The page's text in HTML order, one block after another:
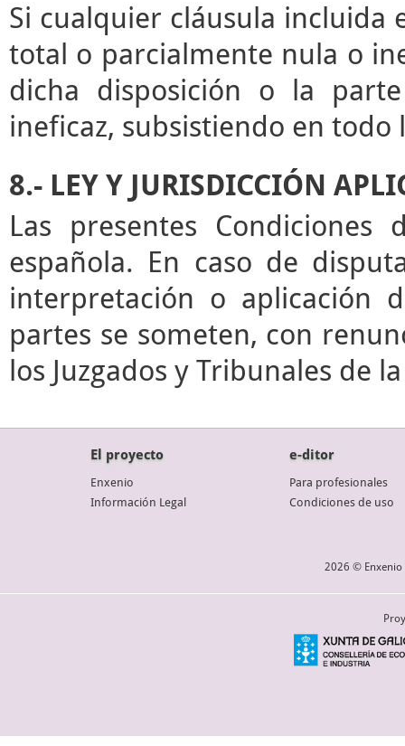
Si cualquier cláusula incluida
total o parcialmente nula o
dicha disposición o la
ineficaz, subsistiendo en todo
8.- LEY Y JURISDICCIÓN
Las presentes
española. En caso de
interpretación o aplicación
partes se someten, con
los Juzgados y Tribunales de
El proyecto
Enxenio
Información Legal
e-ditor
Para profesionales
Condiciones de uso
2026 © Enxenio